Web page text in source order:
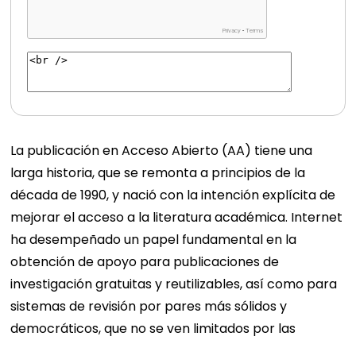
La publicación en Acceso Abierto (AA) tiene una
larga historia, que se remonta a principios de la
década de 1990, y nació con la intención explícita de
mejorar el acceso a la literatura académica. Internet
ha desempeñado un papel fundamental en la
obtención de apoyo para publicaciones de
investigación gratuitas y reutilizables, así como para
sistemas de revisión por pares más sólidos y
democráticos, que no se ven limitados por las